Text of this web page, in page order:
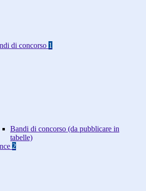
di concorso 1
Bandi di concorso (da pubblicare in
tabelle)
2